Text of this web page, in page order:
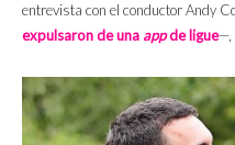
entrevista con el conductor Andy
expulsaron de una appde ligue—,